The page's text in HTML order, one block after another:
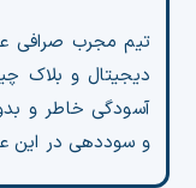
تیم مجرب صرافی
دیجیتال و بلاک
آسودگی خاطر و
و سوددهی در این